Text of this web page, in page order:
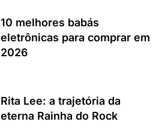
10 melhores babás
eletrônicas para comprar em
2026
Rita Lee: a trajetória da
eterna Rainha do Rock